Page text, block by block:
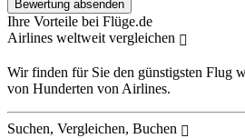
Ihre Vorteile bei Flüge.de
Airlines weltweit vergleichen
Wir finden für Sie den günstigsten Flug
von Hunderten von Airlines.
Suchen, Vergleichen, Buchen